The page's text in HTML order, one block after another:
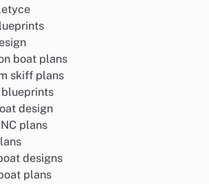
boat plans
skiff plans
design
plans
designs
plans